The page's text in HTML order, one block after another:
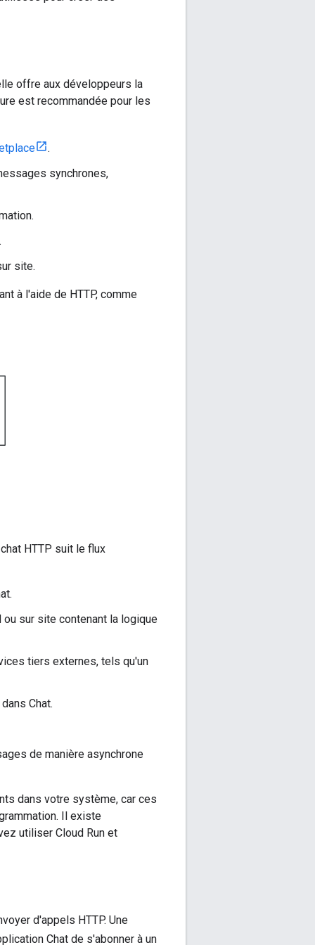
offre aux développeurs la
est recommandée pour les
.
synchrones,
site.
à l'aide de HTTP, comme
HTTP suit le flux
sur site contenant la logique
tiers externes, tels qu'un
Chat.
de manière asynchrone
dans votre système, car ces
Il existe
utiliser Cloud Run et
d'appels HTTP. Une
Chat de s'abonner à un